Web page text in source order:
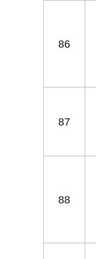
86
87
88